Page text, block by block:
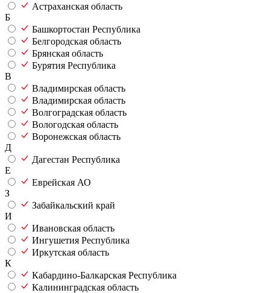
Астраханская область
Б
Башкортостан Республика
Белгородская область
Брянская область
Бурятия Республика
В
Владимирская область
Владимирская область
Волгоградская область
Вологодская область
Воронежская область
Д
Дагестан Республика
Е
Еврейская АО
З
Забайкальский край
И
Ивановская область
Ингушетия Республика
Иркутская область
К
Кабардино-Балкарская Республика
Калининградская область